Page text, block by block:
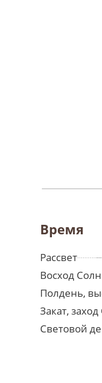
Время
Рассвет
Восход
Полдень,
Закат,
Световой